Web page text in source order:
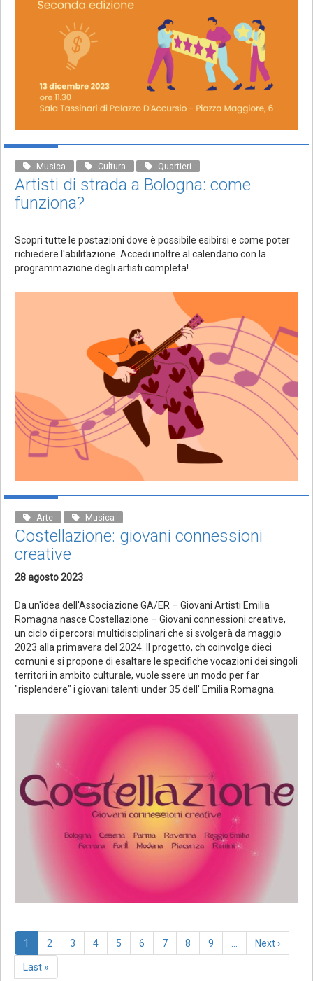
Musica Cultura Quartieri
Artisti di strada a Bologna: come
funziona?
Scopri tutte le postazioni dove è possibile esibirsi e come poter
richiedere l'abilitazione. Accedi inoltre al calendario con la
programmazione degli artisti completa!
Arte Musica
Costellazione: giovani connessioni
creative
28 agosto 2023
Da un'idea dell'Associazione GA/ER – Giovani Artisti Emilia
Romagna nasce Costellazione – Giovani connessioni creative,
un ciclo di percorsi multidisciplinari che si svolgerà da maggio
2023 alla primavera del 2024. Il progetto, ch coinvolge dieci
comuni e si propone di esaltare le specifiche vocazioni dei singoli
territori in ambito culturale, vuole ssere un modo per far
"risplendere" i giovani talenti under 35 dell' Emilia Romagna.
Paginazione
Pagina
attuale
1 Page
2 Page
3 Page
4 Page
5 Page
6 Page
7 Page
8 Page
9
Pagina
successiva
Next ›
Last
Last »